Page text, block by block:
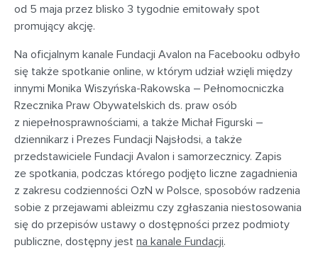
od 5 maja przez blisko 3 tygodnie emitowały spot
promujący akcję.
Na oficjalnym kanale Fundacji Avalon na Facebooku odbyło
się także spotkanie online, w którym udział wzięli między
innymi Monika Wiszyńska-Rakowska – Pełnomocniczka
Rzecznika Praw Obywatelskich ds. praw osób
z niepełnosprawnościami, a także Michał Figurski –
dziennikarz i Prezes Fundacji Najsłodsi, a także
przedstawiciele Fundacji Avalon i samorzecznicy. Zapis
ze spotkania, podczas którego podjęto liczne zagadnienia
z zakresu codzienności OzN w Polsce, sposobów radzenia
sobie z przejawami ableizmu czy zgłaszania niestosowania
się do przepisów ustawy o dostępności przez podmioty
publiczne, dostępny jest na kanale Fundacji.